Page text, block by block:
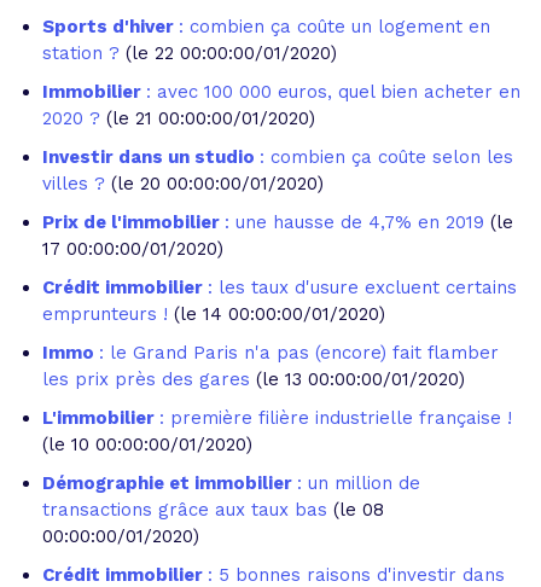
Sports d'hiver : combien ça coûte un logement en
station ? (le 22 00:00:00/01/2020)
Immobilier : avec 100 000 euros, quel bien acheter en
2020 ? (le 21 00:00:00/01/2020)
Investir dans un studio : combien ça coûte selon les
villes ? (le 20 00:00:00/01/2020)
Prix de l'immobilier : une hausse de 4,7% en 2019 (le
17 00:00:00/01/2020)
Crédit immobilier : les taux d'usure excluent certains
emprunteurs ! (le 14 00:00:00/01/2020)
Immo : le Grand Paris n'a pas (encore) fait flamber
les prix près des gares (le 13 00:00:00/01/2020)
L'immobilier : première filière industrielle française !
(le 10 00:00:00/01/2020)
Démographie et immobilier : un million de
transactions grâce aux taux bas (le 08
00:00:00/01/2020)
Crédit immobilier : 5 bonnes raisons d'investir dans